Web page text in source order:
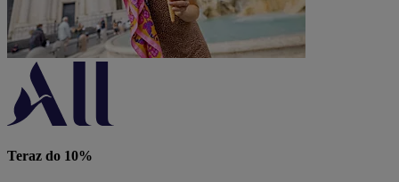
Teraz do 10%